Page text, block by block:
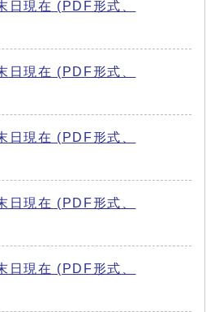
日現在 (PDF形式、
日現在 (PDF形式、
日現在 (PDF形式、
日現在 (PDF形式、
日現在 (PDF形式、